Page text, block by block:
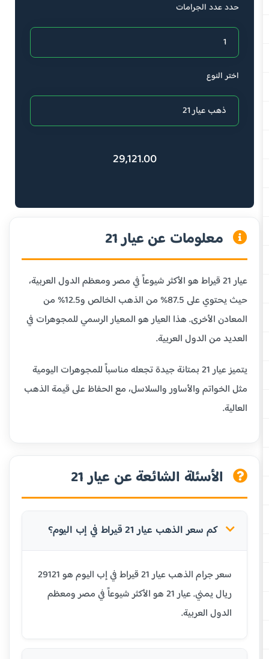
حدد عدد الجرامات
اختر النوع
29,121.00
معلومات عن عيار 21
عيار 21 قيراط هو الأكثر شيوعاً في مصر ومعظم الدول العربية،
حيث يحتوي على 87.5% من الذهب الخالص و12.5% من
المعادن الأخرى. هذا العيار هو المعيار الرسمي للمجوهرات في
العديد من الدول العربية.
يتميز عيار 21 بمتانة جيدة تجعله مناسباً للمجوهرات اليومية
مثل الخواتم والأساور والسلاسل، مع الحفاظ على قيمة الذهب
العالية.
الأسئلة الشائعة عن عيار 21
كم سعر الذهب عيار 21 قيراط في إب اليوم؟
سعر جرام الذهب عيار 21 قيراط في إب اليوم هو 29121
ريال يمني. عيار 21 هو الأكثر شيوعاً في مصر ومعظم
الدول العربية.